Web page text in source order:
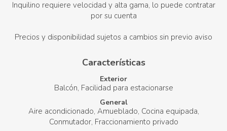
Inquilino requiere velocidad y alta gama, lo puede contratar
por su cuenta
Precios y disponibilidad sujetos a cambios sin previo aviso
Características
Exterior
Balcón Facilidad para estacionarse
General
Aire acondicionado Amueblado Cocina equipada
Conmutador Fraccionamiento privado